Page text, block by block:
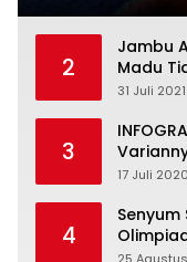
2
Jambu
Madu
31 Juli 2021
3
17 Juli 2020
4
Senyum